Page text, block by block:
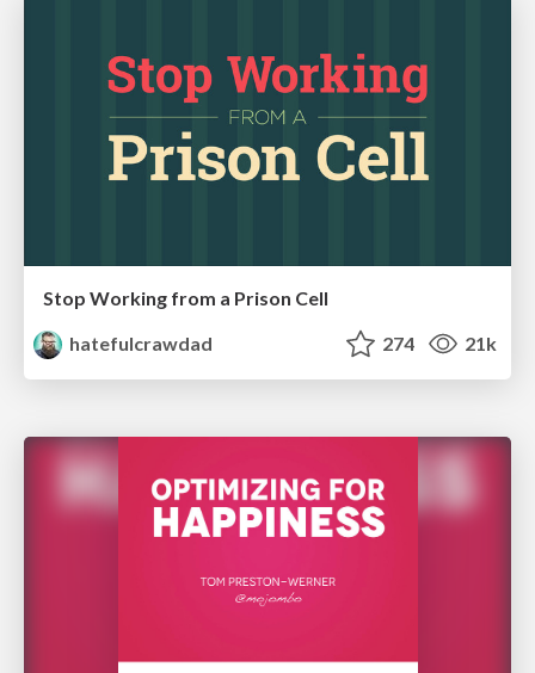
Stop Working from a Prison Cell
hatefulcrawdad
274 21k